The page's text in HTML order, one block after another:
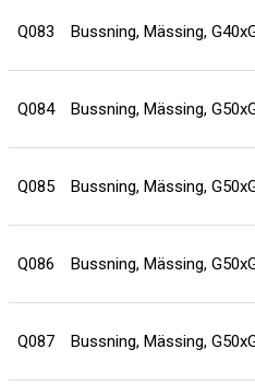
Q083 Bussning, Mässing,
Q084 Bussning, Mässing,
Q085 Bussning, Mässing,
Q086 Bussning, Mässing,
Q087 Bussning, Mässing,